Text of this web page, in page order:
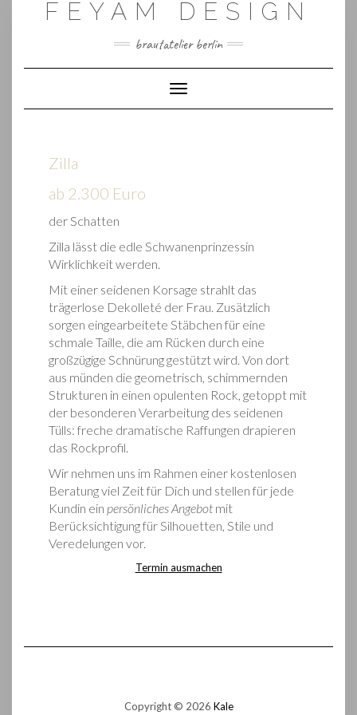
FEYAM DESIGN
brautatelier berlin
Toggle Navigation
Zilla
ab 2.300 Euro
der Schatten
Zilla lässt die edle Schwanenprinzessin
Wirklichkeit werden.
Mit einer seidenen Korsage strahlt das
trägerlose Dekolleté der Frau. Zusätzlich
sorgen eingearbeitete Stäbchen für eine
schmale Taille, die am Rücken durch eine
großzügige Schnürung gestützt wird. Von dort
aus münden die geometrisch, schimmernden
Strukturen in einen opulenten Rock, getoppt mit
der besonderen Verarbeitung des seidenen
Tülls: freche dramatische Raffungen drapieren
das Rockprofil.
Wir nehmen uns im Rahmen einer kostenlosen
Beratung viel Zeit für Dich und stellen für jede
Kundin ein persönliches Angebot mit
Berücksichtigung für Silhouetten, Stile und
Veredelungen vor.
Termin ausmachen
Copyright © 2026 Kale